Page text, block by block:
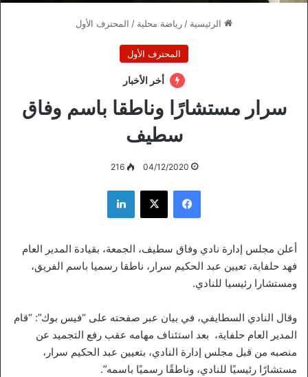
الرئيسية / رياضة محلية / المحترف الأول
المحترف الأول
أخر الأخبار
سرار مستشارًا وناطقا باسم وفاق
سطيف
04/12/2020
216
فيسبوك ‫X لينكدإن
أعلن مجلس إدارة نادي وفاق سطيف، الجمعة، بقيادة المدير العام
فهد حلفاية، تعيين عبد الحكيم سرار، ناطقا رسميا باسم الفريق،
ومستشارا رئيسيا للنادي.
وقال النادي السطايفي، في بيان عبر صفحته على “فيس بوك”: “قام
المدير العام حلفاية، بعد استئناف مهامه عقب رفع التجميد عن
منصبه من قبل مجلس إدارة النادي، بتعيين عبد الحكيم سرار،
مستشارًا رئيسيًا للنادي، وناطقًا رسميًا باسمه”.